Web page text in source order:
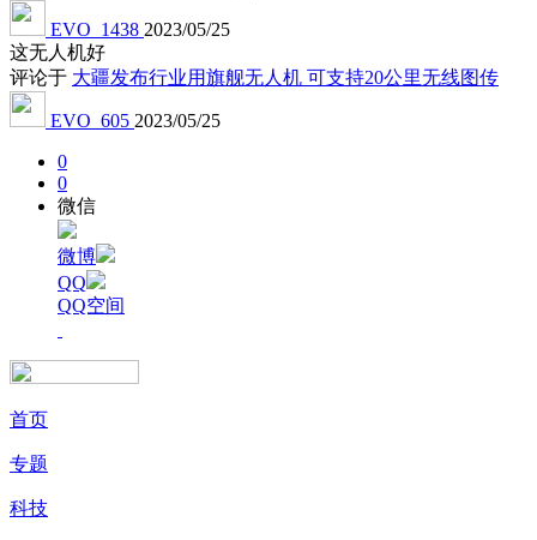
EVO_1438 2023/05/25
这无人机好
评论于 大疆发布行业用旗舰无人机 可支持20公里无线图传
EVO_605 2023/05/25
0
0
微信
微博
QQ
QQ空间
首页
专题
科技